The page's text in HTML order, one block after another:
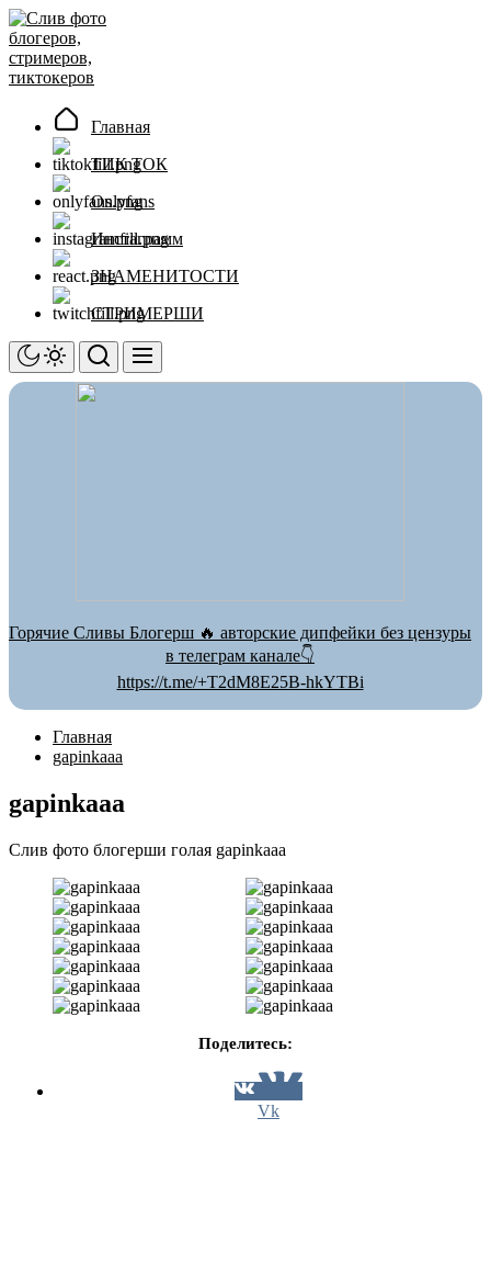
Перейти
к
содержимому
Главная
ТИК ТОК
Onlyfans
Инстаграмм
ЗНАМЕНИТОСТИ
СТРИМЕРШИ
Горячие Сливы Блогерш 🔥 авторские дипфейки без цензуры
в телеграм канале👇
https://t.me/+T2dM8E25B-hkYTBi
Главная
gapinkaaa
gapinkaaa
Слив фото блогерши голая gapinkaaa
Поделитесь:
Vk